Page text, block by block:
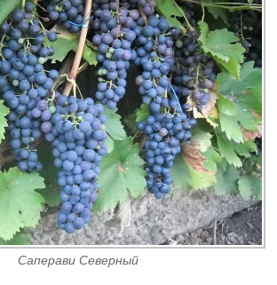
Саперави Северный